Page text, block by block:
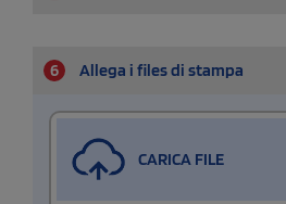
6 Allega i files di stampa
CARICA FILE